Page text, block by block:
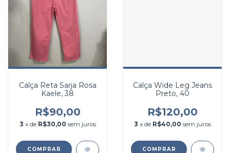
Calça Reta Sarja Rosa
Kaele, 38
R$90,00
3 x de R$30,00 sem juros
COMPRAR
Calça Wide Leg Jeans
Preto, 40
R$120,00
3 x de R$40,00 sem juros
COMPRAR